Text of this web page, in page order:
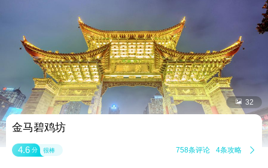
 32
金马碧鸡坊
4.6 分 很棒 758条评论 4条攻略 